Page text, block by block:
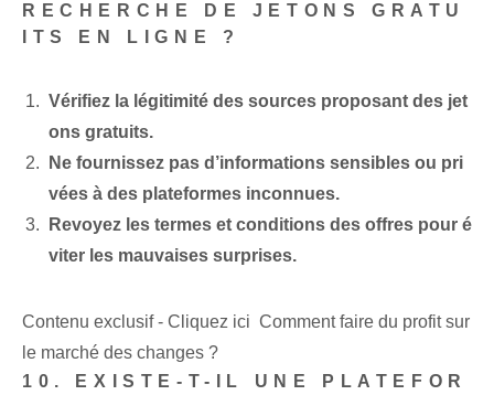
RECHERCHE DE JETONS GRATU
ITS EN LIGNE ?
Vérifiez‍ la légitimité des sources⁤ proposant des jet
ons gratuits.
Ne fournissez pas d’informations sensibles ou pri
vées à des plateformes inconnues.
Revoyez les termes et conditions des offres pour é
viter les mauvaises surprises.
Contenu exclusif - Cliquez ici Comment faire du profit sur
le marché des changes ?
10. EXISTE-T-IL UNE PLATEFOR